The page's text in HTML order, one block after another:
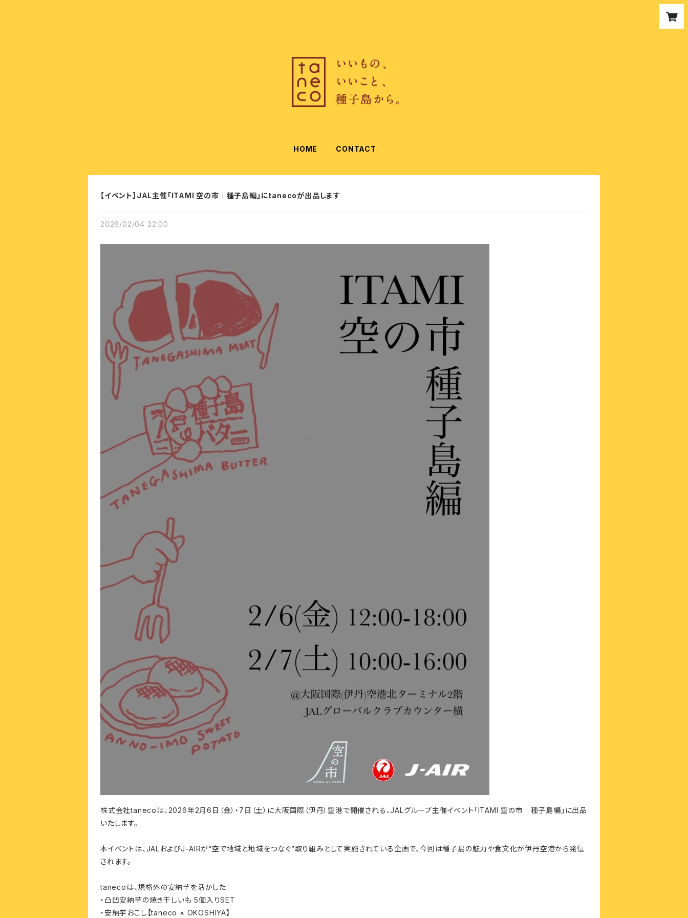
HOME CONTACT
【イベント】JAL主催「ITAMI 空の市｜種子島編」にtanecoが出品します
2026/02/04 22:00
株式会社tanecoは、2026年2月6日（金）・7日（土）に大阪国際（伊丹）空港で開催される、JALグループ主催イベント「ITAMI 空の市｜種子島編」に出品
いたします。
本イベントは、JALおよびJ-AIRが“空で地域と地域をつなぐ”取り組みとして実施されている企画で、今回は種子島の魅力や食文化が伊丹空港から発信
されます。
tanecoは、規格外の安納芋を活かした
・凸凹安納芋の焼き干しいも 5個入りSET
・安納芋おこし【taneco × OKOSHIYA】